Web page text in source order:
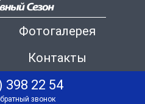
Фотогалерея
Контакты
398 22 54
звонок